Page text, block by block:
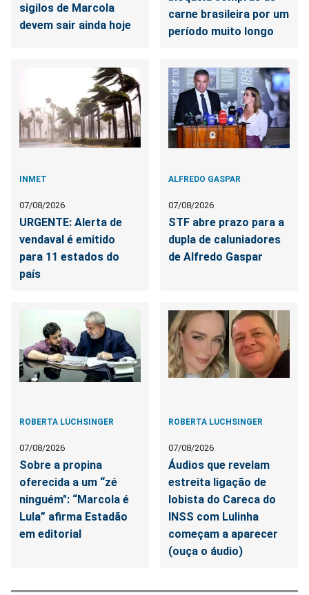
sigilos de Marcola
devem sair ainda hoje
carne brasileira por um
período muito longo
INMET
07/08/2026
URGENTE: Alerta de
vendaval é emitido
para 11 estados do
país
ALFREDO GASPAR
07/08/2026
STF abre prazo para a
dupla de caluniadores
de Alfredo Gaspar
ROBERTA LUCHSINGER
07/08/2026
Sobre a propina
oferecida a um “zé
ninguém": “Marcola é
Lula” afirma Estadão
em editorial
ROBERTA LUCHSINGER
07/08/2026
Áudios que revelam
estreita ligação de
lobista do Careca do
INSS com Lulinha
começam a aparecer
(ouça o áudio)